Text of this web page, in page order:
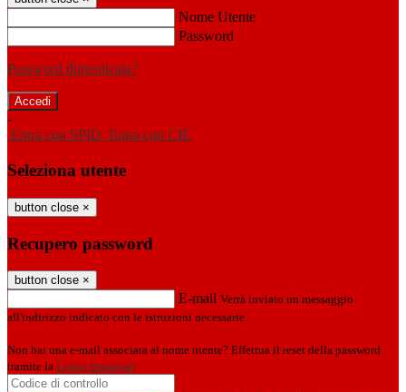
Nome Utente
Password
Password dimenticata?
-
Entra con SPID Entra con CIE
Seleziona utente
button close ×
Recupero password
button close ×
E-mail Verrà inviato un messaggio
all'indirizzo indicato con le istruzioni necessarie.
Non hai una e-mail associata al nome utente? Effettua il reset della password
tramite la Login Spaggiari